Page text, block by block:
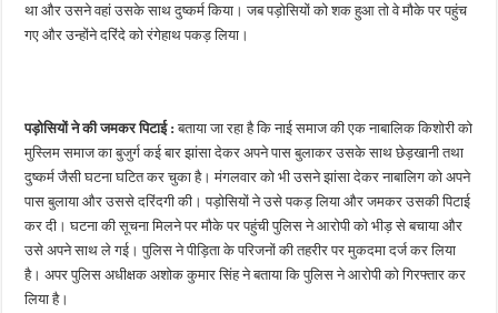
था और उसने वहां उसके साथ दुष्कर्म किया। जब पड़ोसियों को शक हुआ तो वे मौके पर पहुंच
गए और उन्होंने दरिंदे को रंगेहाथ पकड़ लिया।
पड़ोसियों ने की जमकर पिटाई :बताया जा रहा है कि नाई समाज की एक नाबालिक किशोरी को
मुस्लिम समाज का बुजुर्ग कई बार झांसा देकर अपने पास बुलाकर उसके साथ छेड़खानी तथा
दुष्कर्म जैसी घटना घटित कर चुका है। मंगलवार को भी उसने झांसा देकर नाबालिग को अपने
पास बुलाया और उससे दरिंदगी की। पड़ोसियों ने उसे पकड़ लिया और जमकर उसकी पिटाई
कर दी। घटना की सूचना मिलने पर मौके पर पहुंची पुलिस ने आरोपी को भीड़ से बचाया और
उसे अपने साथ ले गई। पुलिस ने पीड़िता के परिजनों की तहरीर पर मुकदमा दर्ज कर लिया
है। अपर पुलिस अधीक्षक अशोक कुमार सिंह ने बताया कि पुलिस ने आरोपी को गिरफ्तार कर
लिया है।